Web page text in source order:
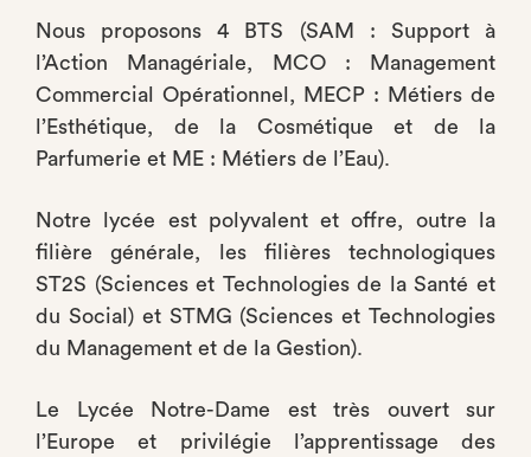
Nous proposons 4 BTS (SAM : Support à
l’Action Managériale, MCO : Management
Commercial Opérationnel, MECP : Métiers de
l’Esthétique, de la Cosmétique et de la
Parfumerie et ME : Métiers de l’Eau).
Notre lycée est polyvalent et offre, outre la
filière générale, les filières technologiques
ST2S (Sciences et Technologies de la Santé et
du Social) et STMG (Sciences et Technologies
du Management et de la Gestion).
Le Lycée Notre-Dame est très ouvert sur
l’Europe et privilégie l’apprentissage des